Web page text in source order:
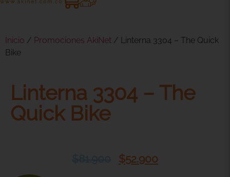
Inicio / Promociones AkiNet / Linterna 3304 – The Quick
Bike
Linterna 3304 – The
Quick Bike
$52.900